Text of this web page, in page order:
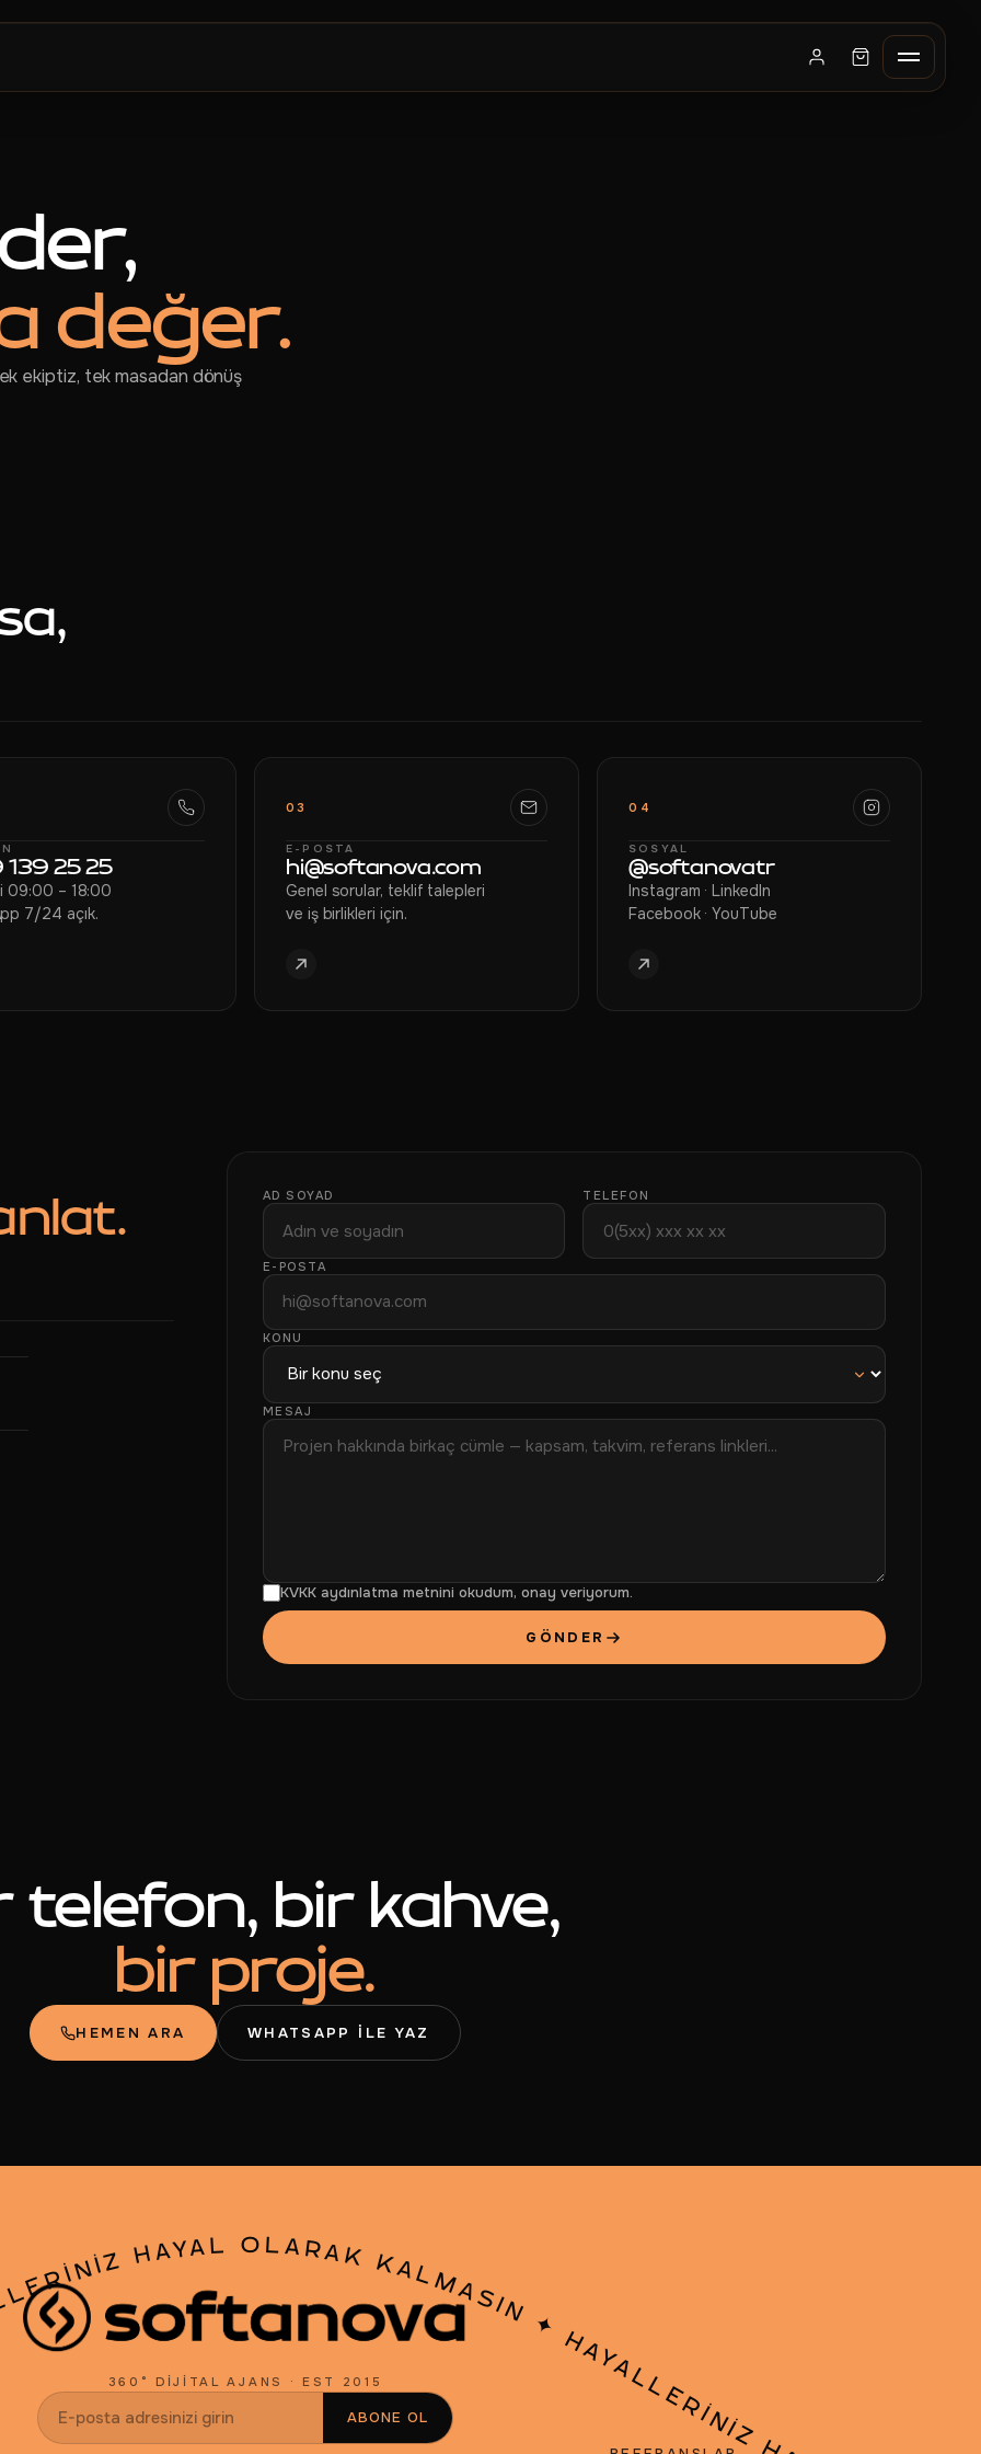
değer.
ekiptiz, tek masadan dönüş
25 25
09:00 – 18:00
7/24 açık.
03
E-POSTA
hi@softanova.com
Genel sorular, teklif talepleri
ve iş birlikleri için.
04
SOSYAL
@softanovatr
Instagram · LinkedIn
Facebook · YouTube
AD SOYAD TELEFON
E-POSTA
KONU
MESAJ
KVKK aydınlatma metnini okudum, onay veriyorum.
GÖNDER
telefon, bir kahve,
bir proje.
HEMEN ARA WHATSAPP ILE YAZ
HAYAL OLARAK KALMASIN ✦
360° DIJITAL AJANS · EST 2015
ABONE OL